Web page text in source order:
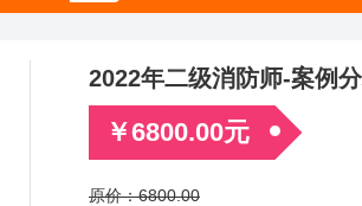
2022年二级消防师-案例
￥6800.00元
原价：6800.00